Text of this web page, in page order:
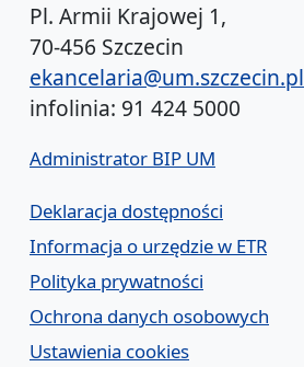
Pl. Armii Krajowej 1,
70-456 Szczecin
ekancelaria@um.szczecin.pl
infolinia: 91 424 5000
Administrator BIP UM
Deklaracja dostępności
Informacja o urzędzie w ETR
Polityka prywatności
Ochrona danych osobowych
Ustawienia cookies